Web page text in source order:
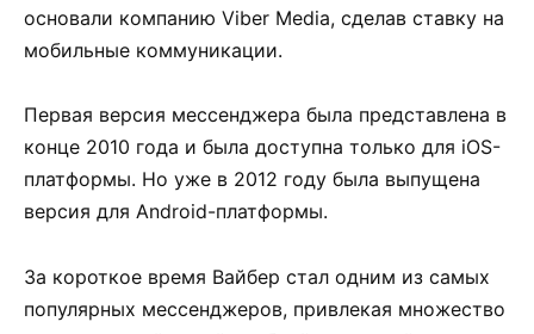
основали компанию Viber Media, сделав ставку на
мобильные коммуникации.
Первая версия мессенджера была представлена в
конце 2010 года и была доступна только для iOS-
платформы. Но уже в 2012 году была выпущена
версия для Android-платформы.
За короткое время Вайбер стал одним из самых
популярных мессенджеров, привлекая множество